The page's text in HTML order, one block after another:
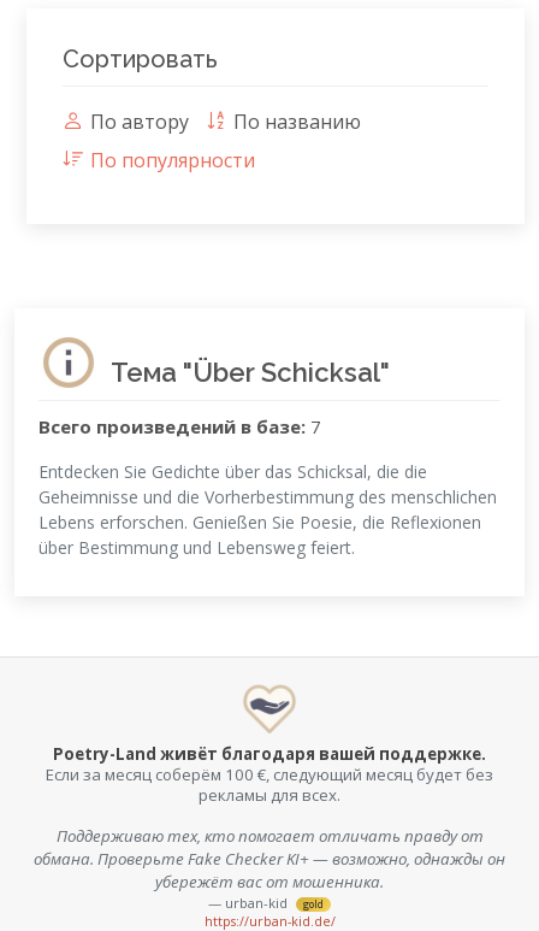
Сортировать
По автору
По названию
По популярности
Тема "Über Schicksal"
Всего произведений в базе: 7
Entdecken Sie Gedichte über das Schicksal, die die
Geheimnisse und die Vorherbestimmung des menschlichen
Lebens erforschen. Genießen Sie Poesie, die Reflexionen
über Bestimmung und Lebensweg feiert.
Poetry-Land живёт благодаря вашей поддержке.
Если за месяц соберём 100 €, следующий месяц будет без
рекламы для всех.
Поддерживаю тех, кто помогает отличать правду от
обмана. Проверьте Fake Checker KI+ — возможно, однажды он
убережёт вас от мошенника.
— urban-kid gold
https://urban-kid.de/